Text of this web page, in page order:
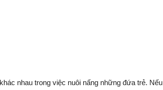
nhau trong việc nuôi nấng những đứa trẻ. Nếu